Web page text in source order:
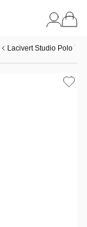
Lacivert Studio Polo